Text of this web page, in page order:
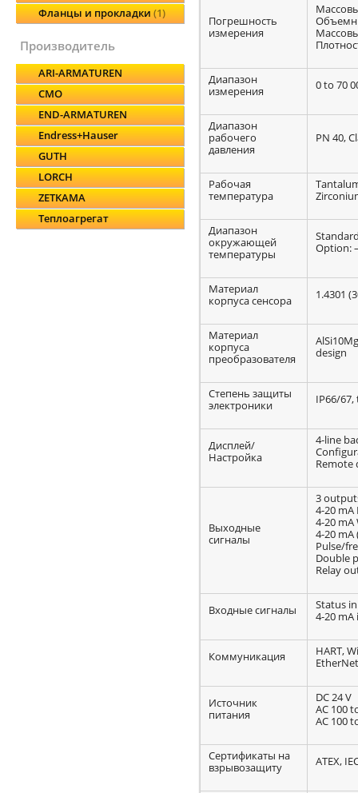
Фланцы и прокладки 1
производитель
ARI-ARMATUREN
CMO
END-ARMATUREN
Endress+Hauser
GUTH
LORCH
ZETKAMA
Теплоагрегат
Погрешность
измерения
Диапазон
измерения
0 to 70
Диапазон
рабочего
давления
PN 40,
Рабочая
температура
Диапазон
окружающей
температуры
Option:
Материал
корпуса сенсора
1.4301
Материал
корпуса
преобразователя
design
Степень защиты
электроники
IP66/
Дисплей/
Настройка
4-line
Remote
Выходные
сигналы
3
4-20 mA
4-20 mA
4-20 mA
Pulse/
Double
Relay
Входные сигналы
Status
4-20
Коммуникация
HART,
Источник
питания
DC 24 V
AC 100
AC 100
Сертификаты на
взрывозащиту
ATEX,